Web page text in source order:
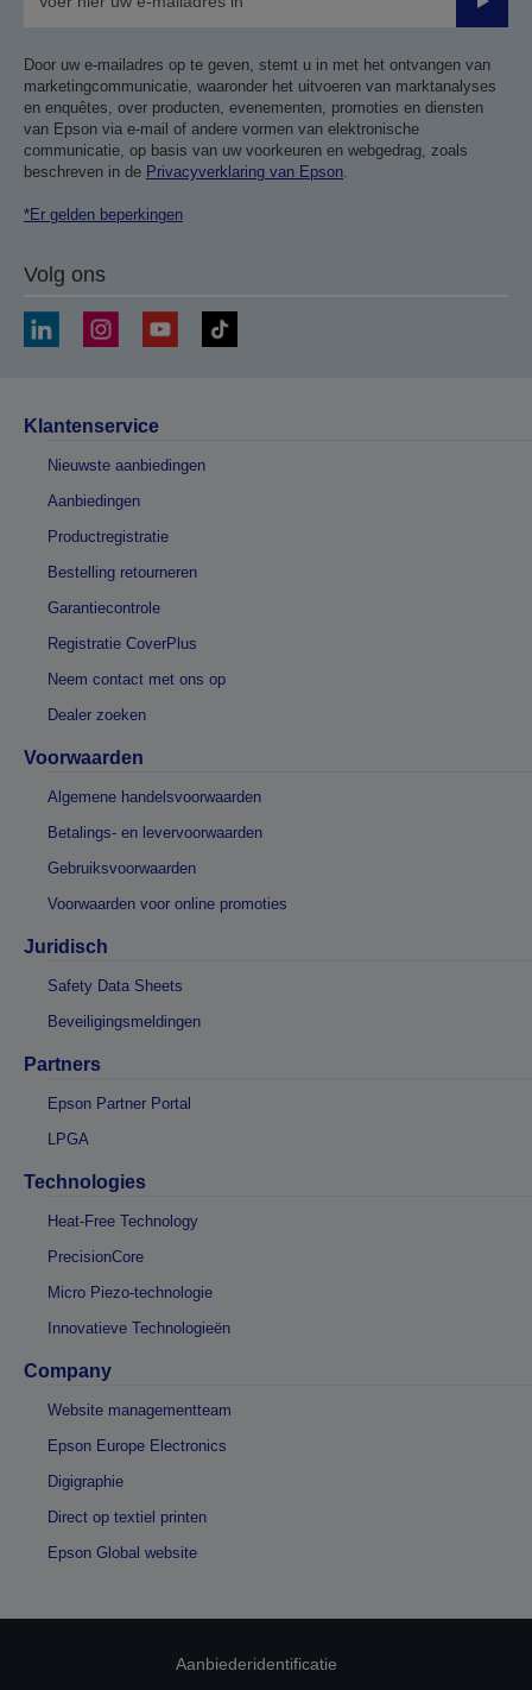
Door uw e-mailadres op te geven, stemt u in met het ontvangen van
marketingcommunicatie, waaronder het uitvoeren van marktanalyses
en enquêtes, over producten, evenementen, promoties en diensten
van Epson via e-mail of andere vormen van elektronische
communicatie, op basis van uw voorkeuren en webgedrag, zoals
beschreven in de Privacyverklaring van Epson.
*Er gelden beperkingen
Volg ons
Klantenservice
Nieuwste aanbiedingen
Aanbiedingen
Productregistratie
Bestelling retourneren
Garantiecontrole
Registratie CoverPlus
Neem contact met ons op
Dealer zoeken
Voorwaarden
Algemene handelsvoorwaarden
Betalings- en levervoorwaarden
Gebruiksvoorwaarden
Voorwaarden voor online promoties
Juridisch
Safety Data Sheets
Beveiligingsmeldingen
Partners
Epson Partner Portal
LPGA
Technologies
Heat-Free Technology
PrecisionCore
Micro Piezo-technologie
Innovatieve Technologieën
Company
Website managementteam
Epson Europe Electronics
Digigraphie
Direct op textiel printen
Epson Global website
Aanbiederidentificatie